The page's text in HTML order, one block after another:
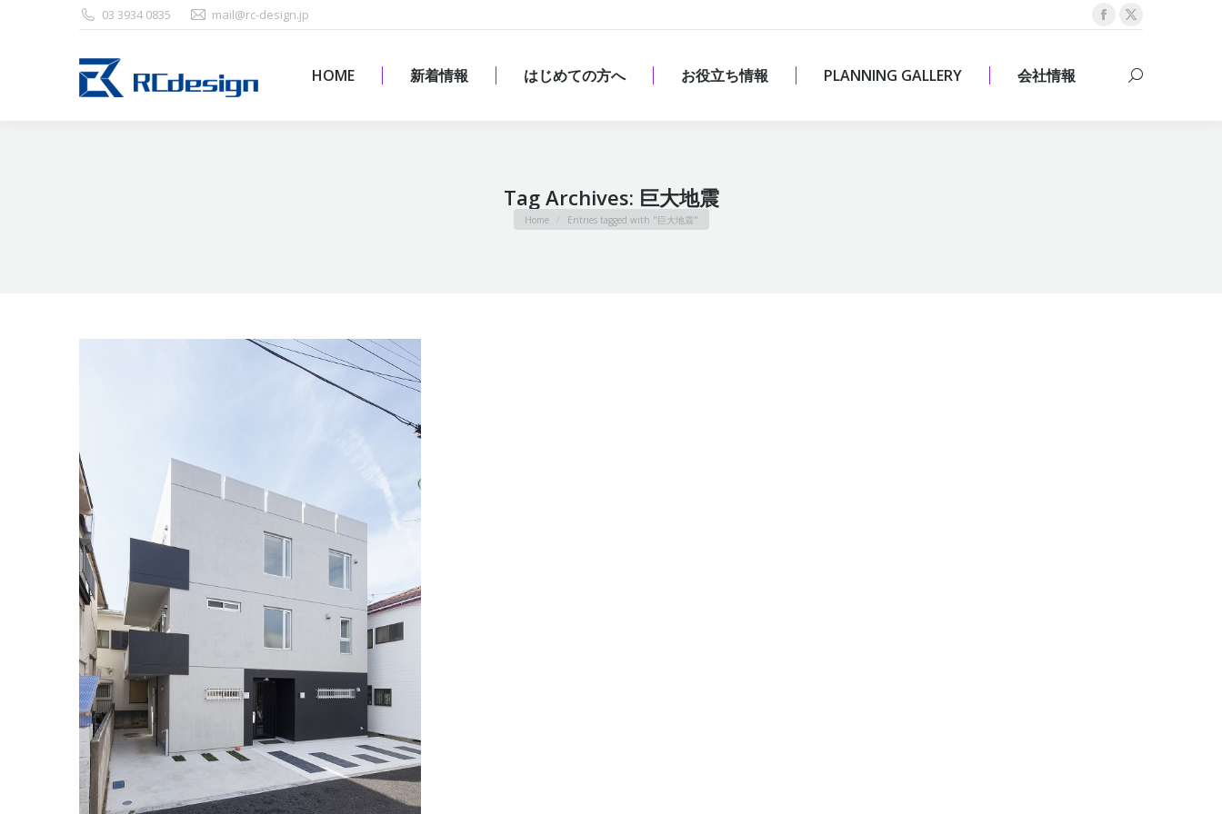
03 3934 0835 mail@rc-design.jp
Facebook
opens
X
opens
HOME 新着情報 はじめての方へ お役立ち情報 PLANNING GALLERY 会社情報 Search:
Tag Archives: 巨大地震
You are here:
Home Entries tagged with "巨大地震"
HOME 新着情報 はじめての方へ お役立ち情報 PLANNING GALLERY 会社情報 Search: